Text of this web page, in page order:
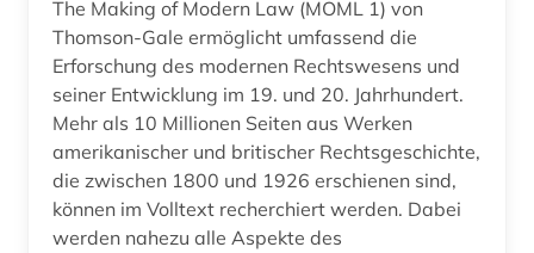
beneluxländer (1)
bergbau (1)
bergen (2)
bergen (norwegen) (2)
bericht (1)
USA (65)
Ukraine (10)
Ungarn (7)
Vatikanstadt (1)
Zypern (1)
The Making of Modern Law (MOML 1) von
Thomson-Gale ermöglicht umfassend die
Erforschung des modernen Rechtswesens und
seiner Entwicklung im 19. und 20. Jahrhundert.
Mehr als 10 Millionen Seiten aus Werken
amerikanischer und britischer Rechtsgeschichte,
die zwischen 1800 und 1926 erschienen sind,
können im Volltext recherchiert werden. Dabei
werden nahezu alle Aspekte des